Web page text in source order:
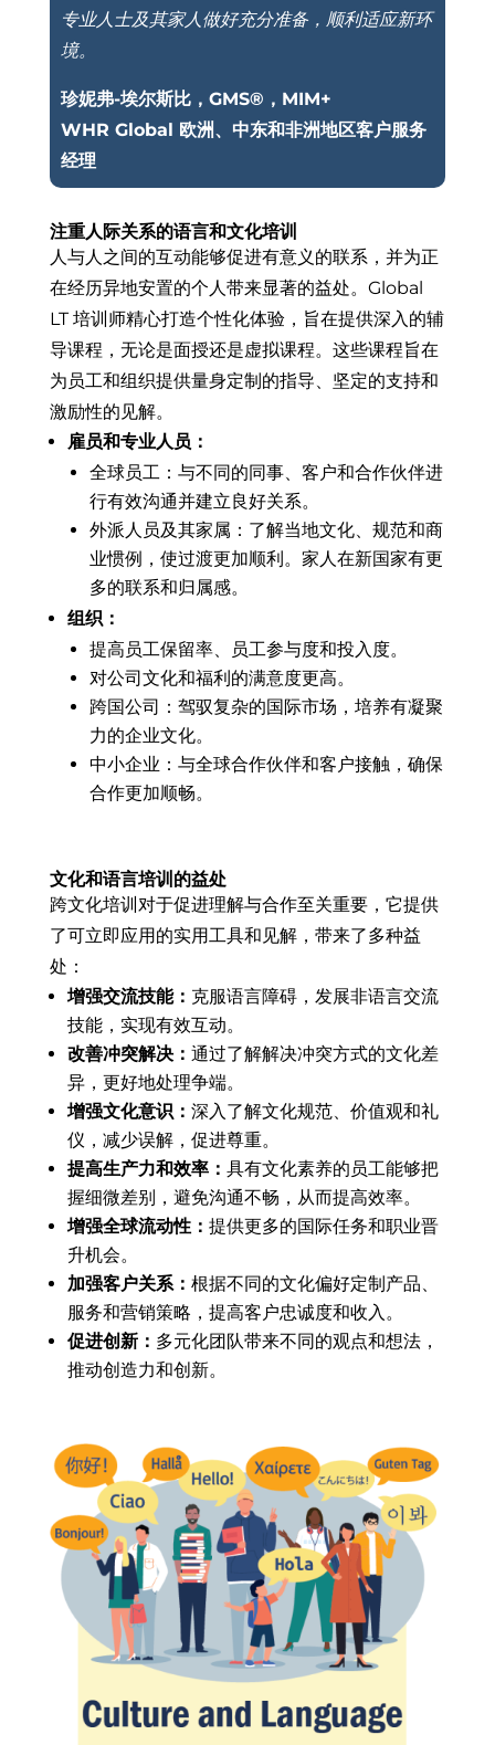
专业人士及其家人做好充分准备，顺利适应新环
境。
珍妮弗-埃尔斯比， GMS®，MIM+
WHR Global 欧洲、中东和非洲地区客户服务
经理
注重人际关系的语言和文化培训
人与人之间的互动能够促进有意义的联系，并为正
在经历异地安置的个人带来显著的益处。Global
LT 培训师精心打造个性化体验，旨在提供深入的辅
导课程，无论是面授还是虚拟课程。这些课程旨在
为员工和组织提供量身定制的指导、坚定的支持和
激励性的见解。
雇员和专业人员：
全球员工：与不同的同事、客户和合作伙伴进
行有效沟通并建立良好关系。
外派人员及其家属：了解当地文化、规范和商
业惯例，使过渡更加顺利。家人在新国家有更
多的联系和归属感。
组织：
提高员工保留率、员工参与度和投入度。
对公司文化和福利的满意度更高。
跨国公司：驾驭复杂的国际市场，培养有凝聚
力的企业文化。
中小企业：与全球合作伙伴和客户接触，确保
合作更加顺畅。
文化和语言培训的益处
跨文化培训对于促进理解与合作至关重要，它提供
了可立即应用的实用工具和见解，带来了多种益
处：
增强交流技能： 克服语言障碍，发展非语言交流
技能，实现有效互动。
改善冲突解决： 通过了解解决冲突方式的文化差
异，更好地处理争端。
增强文化意识： 深入了解文化规范、价值观和礼
仪，减少误解，促进尊重。
提高生产力和效率： 具有文化素养的员工能够把
握细微差别，避免沟通不畅，从而提高效率。
增强全球流动性： 提供更多的国际任务和职业晋
升机会。
加强客户关系： 根据不同的文化偏好定制产品、
服务和营销策略，提高客户忠诚度和收入。
促进创新： 多元化团队带来不同的观点和想法，
推动创造力和创新。